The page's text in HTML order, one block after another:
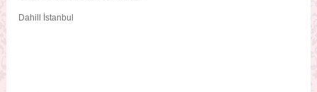
Dahill İstanbul